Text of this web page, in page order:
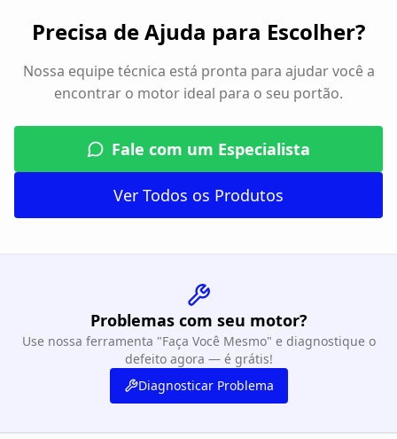
Precisa de Ajuda para Escolher?
Nossa equipe técnica está pronta para ajudar você a
encontrar o motor ideal para o seu portão.
Fale com um Especialista
Ver Todos os Produtos
Problemas com seu motor?
Use nossa ferramenta "Faça Você Mesmo" e diagnostique o
defeito agora — é grátis!
Diagnosticar Problema